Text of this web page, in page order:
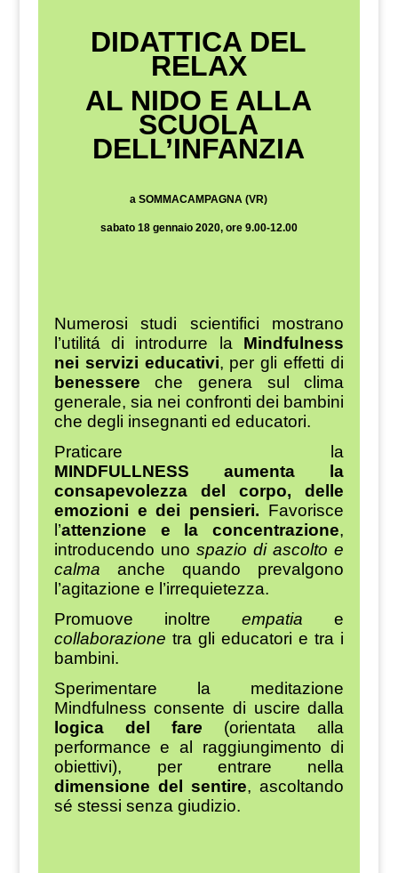
DIDATTICA DEL
RELAX
AL NIDO E ALLA
SCUOLA
DELL’INFANZIA
a SOMMACAMPAGNA (VR)
sabato 18 gennaio 2020, ore 9.00-12.00
Numerosi studi scientifici mostrano
l’utilitá di introdurre la Mindfulness
nei servizi educativi, per gli effetti di
benessere che genera sul clima
generale, sia nei confronti dei bambini
che degli insegnanti ed educatori.
Praticare la
MINDFULLNESS aumenta la
consapevolezza del corpo, delle
emozioni e dei pensieri. Favorisce
l’attenzione e la concentrazione,
introducendo uno spazio di ascolto e
calma anche quando prevalgono
l’agitazione e l’irrequietezza.
Promuove inoltreempatia e
collaborazione tra gli educatori e tra i
bambini.
Sperimentare la meditazione
Mindfulness consente di uscire dalla
logica del fare (orientata alla
performance e al raggiungimento di
obiettivi), per entrare nella
dimensione del sentire, ascoltando
sé stessi senza giudizio.